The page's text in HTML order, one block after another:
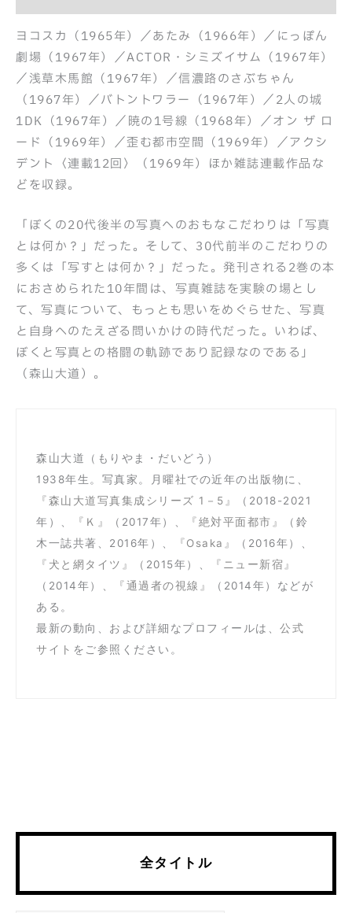
全タイトル
ヨコスカ（1965年）／あたみ（1966年）／にっぽん
劇場（1967年）／ACTOR・シミズイサム（1967年）
／浅草木馬館（1967年）／信濃路のさぶちゃん
（1967年）／バトントワラー（1967年）／2人の城
1DK（1967年）／暁の1号線（1968年）／オン ザ ロ
ード（1969年）／歪む都市空間（1969年）／アクシ
デント〈連載12回〉（1969年）ほか雑誌連載作品な
どを収録。
「ぼくの20代後半の写真へのおもなこだわりは「写真
とは何か？」だった。そして、30代前半のこだわりの
多くは「写すとは何か？」だった。発刊される2巻の本
におさめられた10年間は、写真雑誌を実験の場とし
て、写真について、もっとも思いをめぐらせた、写真
と自身へのたえざる問いかけの時代だった。いわば、
ぼくと写真との格闘の軌跡であり記録なのである」
（森山大道）。
森山大道（もりやま・だいどう）
1938年生。写真家。月曜社での近年の出版物に、
『森山大道写真集成シリーズ 1－5』
（2018-2021
年）、
『Ｋ』 （2017年）、 『絶対平面都市』
（鈴
木一誌共著、2016年）、
『Osaka』
（2016年）、
『犬と網タイツ』（ 2015年）、
『ニュー新宿』
（2014年）、
『通過者の視線』
（2014年）などが
ある。
最新の動向、および詳細なプロフィールは、 公式
サイト をご参照ください。